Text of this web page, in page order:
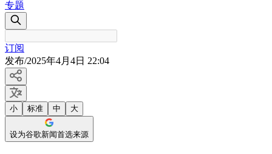
专题
订阅
发布/2025年4月4日 22:04
小 标准 中 大
设为谷歌新闻首选来源